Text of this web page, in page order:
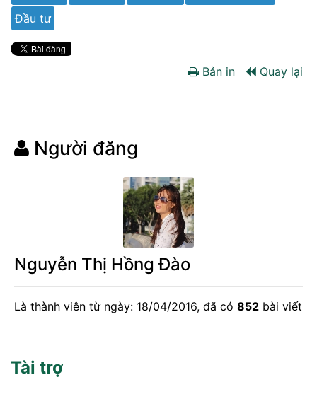
Đầu tư
Bản in Quay lại
Người đăng
Nguyễn Thị Hồng Đào
Là thành viên từ ngày: 18/04/2016, đã có 852 bài viết
Tài trợ